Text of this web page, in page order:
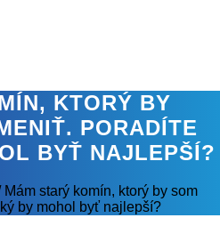
KTORÝ BY
PORADÍTE
BYŤ NAJLEPŠÍ?
Mám starý komín, ktorý by som
by mohol byť najlepší?